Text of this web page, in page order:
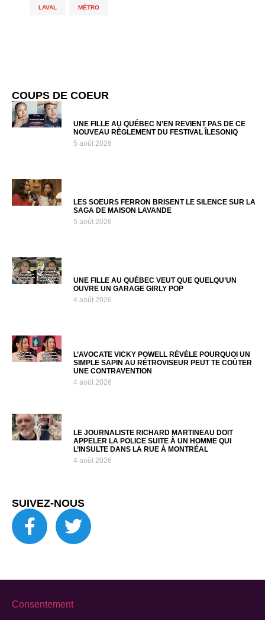
LAVAL MÉTRO
COUPS DE COEUR
UNE FILLE AU QUÉBEC N’EN REVIENT PAS DE CE
NOUVEAU RÈGLEMENT DU FESTIVAL ÎLESONIQ
5 août 2026
LES SOEURS FERRON BRISENT LE SILENCE SUR LA
SAGA DE MAISON LAVANDE
5 août 2026
UNE FILLE AU QUÉBEC VEUT QUE QUELQU’UN
OUVRE UN GARAGE GIRLY POP
4 août 2026
L’AVOCATE VICKY POWELL RÉVÈLE POURQUOI UN
SIMPLE SAPIN AU RÉTROVISEUR PEUT TE COÛTER
UNE CONTRAVENTION
4 août 2026
LE JOURNALISTE RICHARD MARTINEAU DOIT
APPELER LA POLICE SUITE À UN HOMME QUI
L’INSULTE DANS LA RUE À MONTRÉAL
4 août 2026
SUIVEZ-NOUS
Consentement